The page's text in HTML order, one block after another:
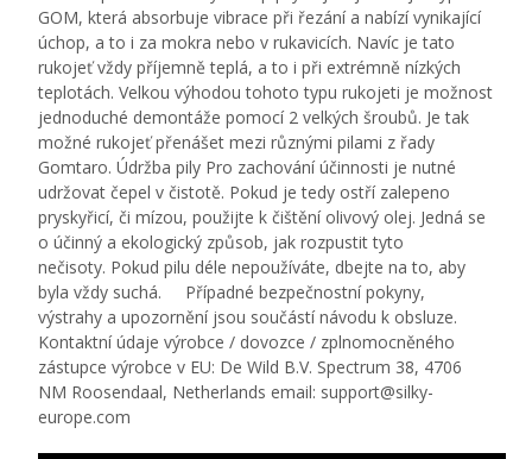
GOM, která absorbuje vibrace při řezání a nabízí vynikající
úchop, a to i za mokra nebo v rukavicích. Navíc je tato
rukojeť vždy příjemně teplá, a to i při extrémně nízkých
teplotách. Velkou výhodou tohoto typu rukojeti je možnost
jednoduché demontáže pomocí 2 velkých šroubů. Je tak
možné rukojeť přenášet mezi různými pilami z řady
Gomtaro. Údržba pily Pro zachování účinnosti je nutné
udržovat čepel v čistotě. Pokud je tedy ostří zalepeno
pryskyřicí, či mízou, použijte k čištění olivový olej. Jedná se
o účinný a ekologický způsob, jak rozpustit tyto
nečisoty. Pokud pilu déle nepoužíváte, dbejte na to, aby
byla vždy suchá. Případné bezpečnostní pokyny,
výstrahy a upozornění jsou součástí návodu k obsluze.
Kontaktní údaje výrobce / dovozce / zplnomocněného
zástupce výrobce v EU: De Wild B.V. Spectrum 38, 4706
NM Roosendaal, Netherlands email: support@silky-
europe.com